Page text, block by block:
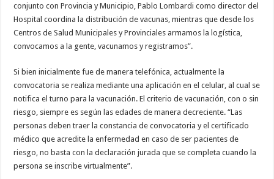
conjunto con Provincia y Municipio, Pablo Lombardi como director del
Hospital coordina la distribución de vacunas, mientras que desde los
Centros de Salud Municipales y Provinciales armamos la logística,
convocamos a la gente, vacunamos y registramos”.
Si bien inicialmente fue de manera telefónica, actualmente la
convocatoria se realiza mediante una aplicación en el celular, al cual se
notifica el turno para la vacunación. El criterio de vacunación, con o sin
riesgo, siempre es según las edades de manera decreciente. “Las
personas deben traer la constancia de convocatoria y el certificado
médico que acredite la enfermedad en caso de ser pacientes de
riesgo, no basta con la declaración jurada que se completa cuando la
persona se inscribe virtualmente”.